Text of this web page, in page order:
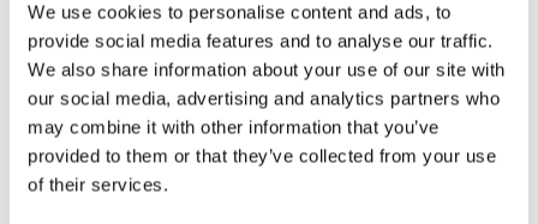
We use cookies to personalise content and ads, to
provide social media features and to analyse our traffic.
We also share information about your use of our site with
our social media, advertising and analytics partners who
may combine it with other information that you’ve
provided to them or that they’ve collected from your use
of their services.
syklus (32 g kaffe) tilbyr den fleksibel brygging med
filterpapir eller papirløst ved hjelp av det permanente
filteret. Bytte mellom bryggemetodene kan gjøres enkelt
på stedet.
Høyt nivå av kontroll gjennom hele bryggeprosessen sikrer
presisjon i hver kopp, mens det lett rengjørbare designet